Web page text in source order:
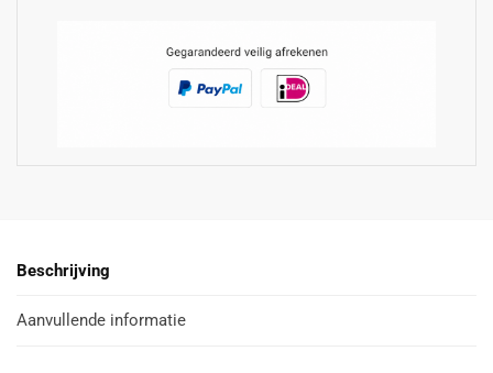
Beschrijving
Aanvullende informatie